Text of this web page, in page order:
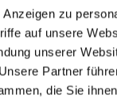
zu
auf unsere
unserer
Partner
die Sie